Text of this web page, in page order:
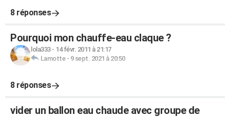
8 réponses
Pourquoi mon chauffe-eau claque ?
lola333- 14 févr. 2011 à 21:17
Lamotte- 9 sept. 2021 à 20:50
8 réponses
vider un ballon eau chaude avec groupe de